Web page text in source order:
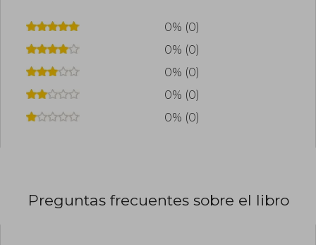
0% (0)
0% (0)
0% (0)
0% (0)
0% (0)
Preguntas frecuentes sobre el libro